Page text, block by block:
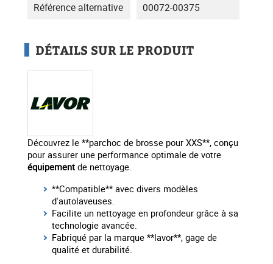
Référence alternative 00072-00375
DÉTAILS SUR LE PRODUIT
Découvrez le **parchoc de brosse pour XXS**, conçu
pour assurer une performance optimale de votre
équipement de nettoyage.
**Compatible** avec divers modèles
d'autolaveuses.
Facilite un nettoyage en profondeur grâce à sa
technologie avancée.
Fabriqué par la marque **lavor**, gage de
qualité et durabilité.